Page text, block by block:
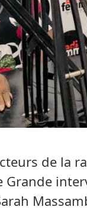
de la
Grande